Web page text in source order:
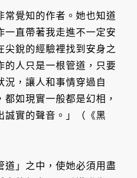
常覺知的作者。她也知道
一直帶著我走進不一定安
尖銳的經驗裡找到安身之
的人只是一根管道，只要
況，讓人和事情穿過自
如現實一般都是幻相，
誠實的聲音。」（《黑
道」之中，使她必須用盡